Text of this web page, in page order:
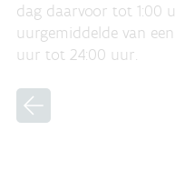
dag daarvoor tot 1:00
uurgemiddelde van
uur tot 24:00 uur.